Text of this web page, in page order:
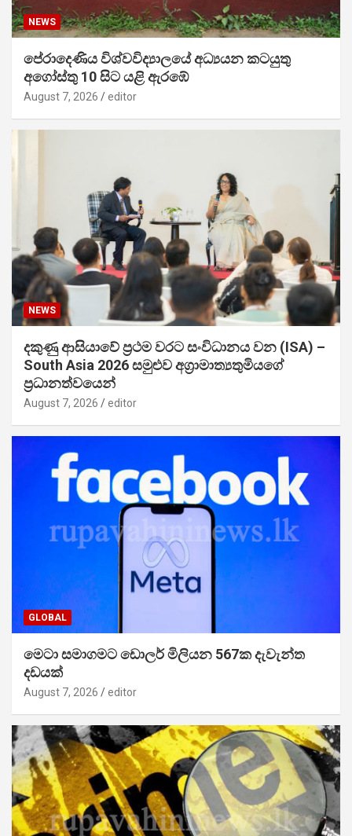
NEWS
පේරාදෙණිය විශ්වවිද්‍යාලයේ අධ්‍යයන කටයුතු
අගෝස්තු 10 සිට යළි ඇරඹේ
August 7, 2026 editor
NEWS
දකුණු ආසියාවේ ප්‍රථම වරට සංවිධානය වන (ISA) –
South Asia 2026 සමුළුව අග්‍රාමාත්‍යතුමියගේ
ප්‍රධානත්වයෙන්
August 7, 2026 editor
GLOBAL
මෙටා සමාගමට ඩොලර් මිලියන 567ක දැවැන්ත
දඩයක්
August 7, 2026 editor